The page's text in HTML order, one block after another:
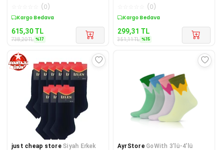
(0)
Sepette %17 İndirim
615,30 TL
738,20TL %17
(0)
Sepette %15 İndirim
299,31 TL
351,11TL %15
just cheap store Siyah Erkek
AyrStore GoWith 3'lü-4'lü